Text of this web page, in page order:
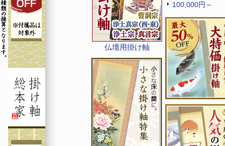
仏壇用掛け軸
100,000円～